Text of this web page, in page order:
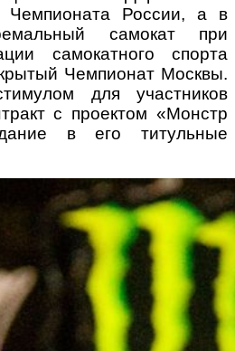
Чемпионата России, а в
самокат при
самокатного спорта
Чемпионат Москвы.
для участников
с проектом «Монстр
в его титульные